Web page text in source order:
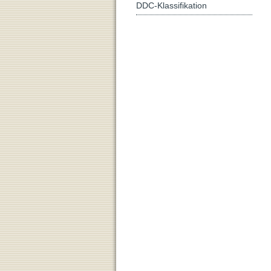
DDC-Klassifikation